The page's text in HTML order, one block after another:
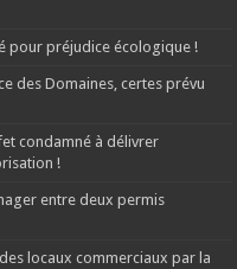
pour préjudice écologique !
des Domaines, certes prévu
condamné à délivrer
!
entre deux permis
locaux commerciaux par la